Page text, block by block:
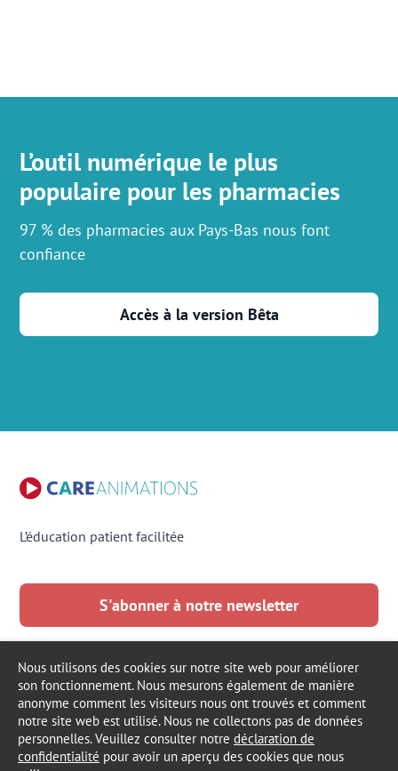
L’outil numérique le plus
populaire pour les pharmacies
97 % des pharmacies aux Pays-Bas nous font
confiance
Accès à la version Bêta
L’éducation patient facilitée
S'abonner à notre newsletter
LinkedIn Facebook France Français
© 2016 - 2026 CARE ANIMATIONS
Nous utilisons des cookies sur notre site web pour améliorer
son fonctionnement. Nous mesurons également de manière
anonyme comment les visiteurs nous ont trouvés et comment
notre site web est utilisé. Nous ne collectons pas de données
personnelles. Veuillez consulter notre déclaration de
confidentialité pour avoir un aperçu des cookies que nous